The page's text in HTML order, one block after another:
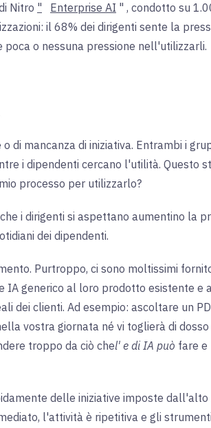
Nitro " Enterprise AI " , condotto su
il 68% dei dirigenti sente la
o nessuna pressione nell'utilizzarli.
mancanza di iniziativa. Entrambi i
i dipendenti cercano l'utilità. Questo
processo per utilizzarlo?
i dirigenti si aspettano aumentino la
dei dipendenti.
Purtroppo, ci sono moltissimi
generico al loro prodotto esistente e
clienti. Ad esempio: ascoltare un
vostra giornata né vi toglierà di
troppo da ciò chel' e di IA può fare e
delle iniziative imposte
l'attività è ripetitiva e gli